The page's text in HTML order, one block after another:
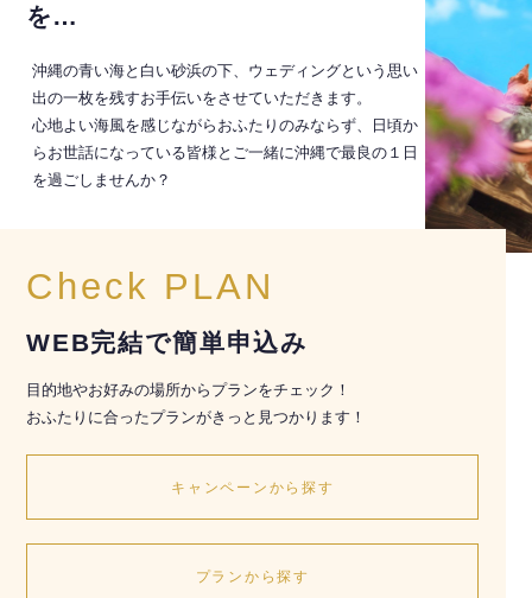
を…
沖縄の青い海と白い砂浜の下、ウェディングという思い
出の一枚を残すお手伝いをさせていただきます。
心地よい海風を感じながらおふたりのみならず、日頃か
らお世話になっている皆様とご一緒に沖縄で最良の１日
を過ごしませんか？
Check PLAN
WEB完結で簡単申込み
目的地やお好みの場所からプランをチェック！
おふたりに合ったプランがきっと見つかります！
キャンペーンから探す
プランから探す